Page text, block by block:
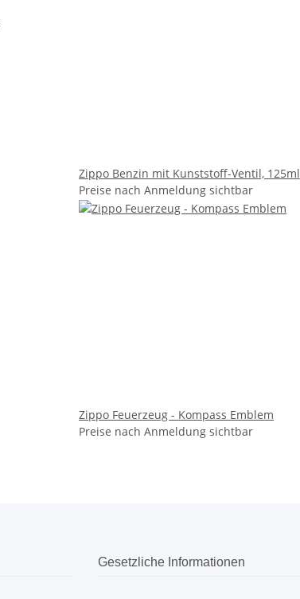
Zippo Benzin mit Kunststoff-Ventil, 125ml
Preise nach Anmeldung sichtbar
Zippo Feuerzeug - Kompass Emblem
Preise nach Anmeldung sichtbar
Gesetzliche Informationen